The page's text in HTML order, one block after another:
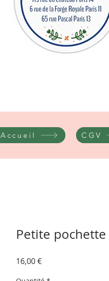
Accueil CGV
Petite
16,00 €Prix